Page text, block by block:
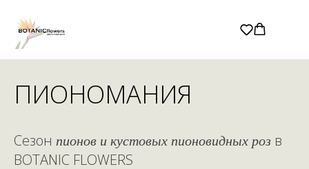
ПИОНОМАНИЯ
Сезон пионов и кустовых пионовидных роз в
BOTANIC FLOWERS